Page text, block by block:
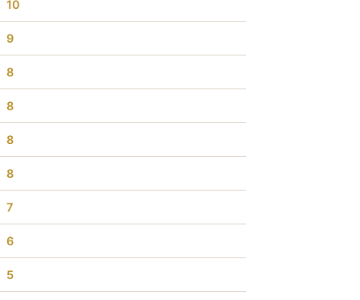
10
9
8
8
8
8
7
6
5